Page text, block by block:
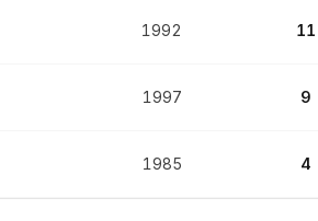
1992 11
1997 9
1985 4